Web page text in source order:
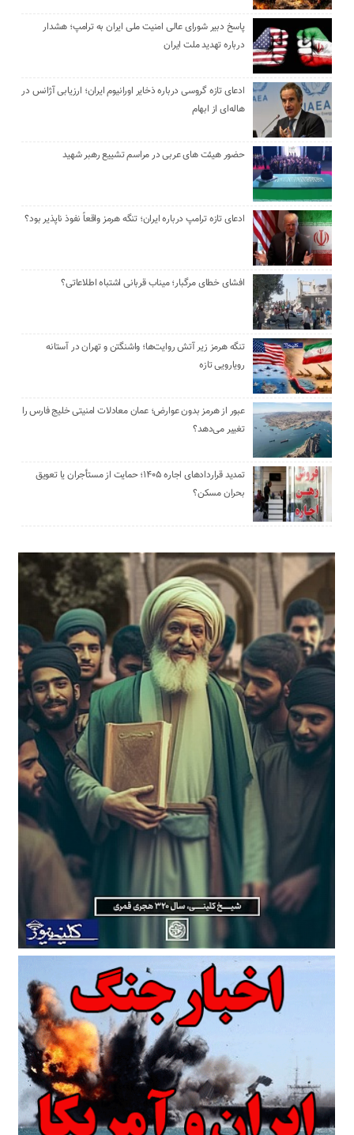
پاسخ دبیر شورای عالی امنیت ملی ایران به ترامپ؛ هشدار
درباره تهدید ملت ایران
ادعای تازه گروسی درباره ذخایر اورانیوم ایران؛ ارزیابی آژانس در
هاله‌ای از ابهام
حضور هیئت‌ های عربی در مراسم تشییع رهبر شهید
ادعای تازه ترامپ درباره ایران؛ تنگه هرمز واقعاً نفوذ ناپذیر بود؟
افشای خطای مرگبار؛ میناب قربانی اشتباه اطلاعاتی؟
تنگه هرمز زیر آتش روایت‌ها؛ واشنگتن و تهران در آستانه
رویارویی تازه
عبور از هرمز بدون عوارض؛ عمان معادلات امنیتی خلیج فارس را
تغییر می‌دهد؟
تمدید قراردادهای اجاره ۱۴۰۵؛ حمایت از مستأجران یا تعویق
بحران مسکن؟